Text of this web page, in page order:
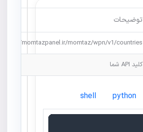
توضیحات
https://momtazpanel.ir/momtaz/wpn/v1/countries
کلید API شما
python
shell